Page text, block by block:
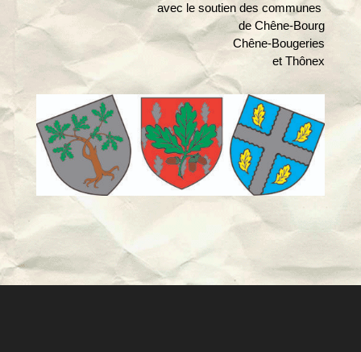
avec le soutien des communes
de Chêne-Bourg
Chêne-Bougeries
et Thônex